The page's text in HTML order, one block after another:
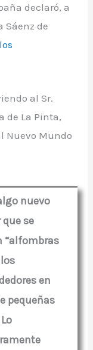
declaró, a
Sáenz de
al Sr.
de La Pinta,
Nuevo Mundo
nuevo
se
“alfombras
en
pequeñas